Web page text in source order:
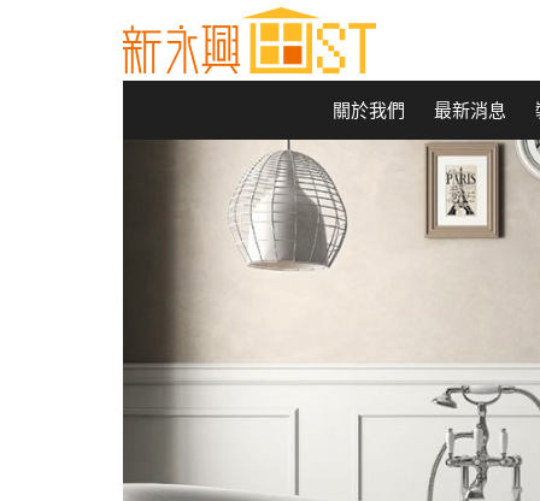
關於我們 最新消息